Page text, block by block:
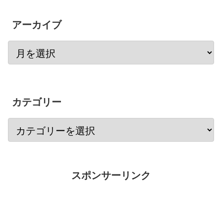
アーカイブ
カテゴリー
スポンサーリンク